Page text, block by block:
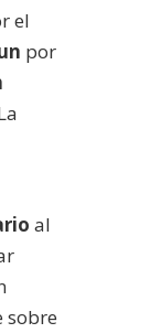
el
por
al
sobre